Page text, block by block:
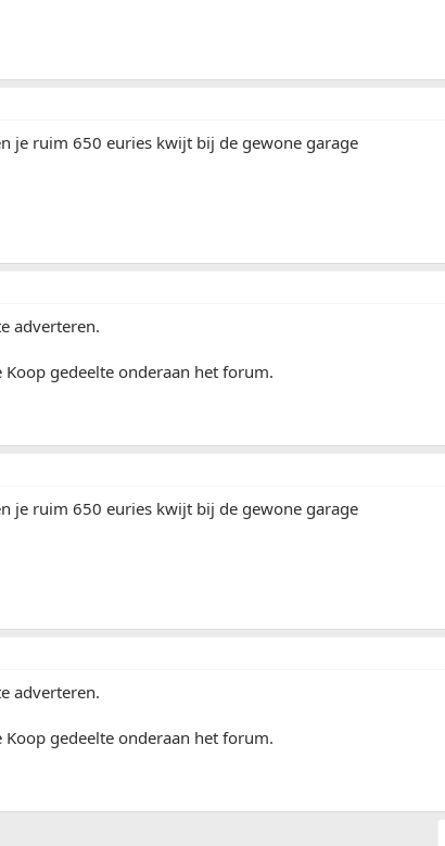
je ruim 650 euries kwijt bij de gewone garage
adverteren.
Koop gedeelte onderaan het forum.
je ruim 650 euries kwijt bij de gewone garage
adverteren.
Koop gedeelte onderaan het forum.